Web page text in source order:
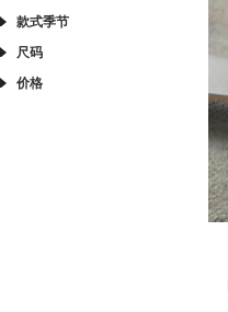
款式季节
尺码
价格